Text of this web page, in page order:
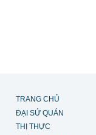
TRANG CHỦ
ĐẠI SỨ QUÁN
THỊ THỰC